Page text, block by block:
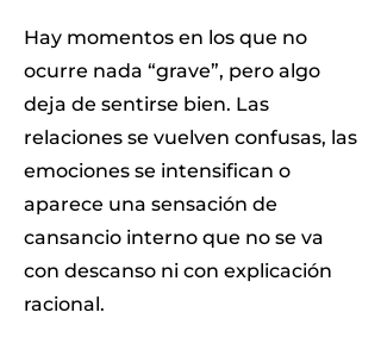
Hay momentos en los que no
ocurre nada “grave”, pero algo
deja de sentirse bien. Las
relaciones se vuelven confusas, las
emociones se intensifican o
aparece una sensación de
cansancio interno que no se va
con descanso ni con explicación
racional.